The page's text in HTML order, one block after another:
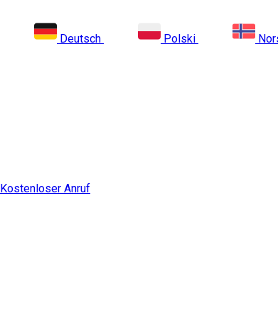
Deutsch Polski
Kostenloser Anruf